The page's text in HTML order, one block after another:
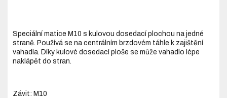
Speciální matice M10 s kulovou dosedací plochou na jedné
straně. Používá se na centrálním brzdovém táhle k zajištění
vahadla. Díky kulové dosedací ploše se může vahadlo lépe
naklápět do stran.
Závit: M10